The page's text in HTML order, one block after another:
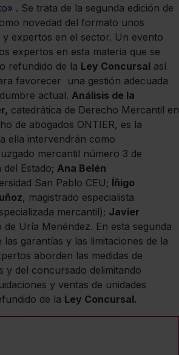
. Se trata de la segunda edición de
novedad del formato unos
expertos en el sector. Un evento
expertos en esta materia que se
refundido de la Ley Concursal así
favorecer una gestión adecuada
actual. Análisis de la
catedrática de Derecho Mercantil en
de abogados ONTIER, es la
ella intervendrán como
mercantil número 3 de
del Estado; Ana Belén
San Pablo CEU; Íñigo
, magistrado especialista
mercantil); Javier
de Uría Menéndez. En esta segunda
garantías y las limitaciones de la
aborden las medidas de
y del concursado delimitando
y ventas de unidades
de la Ley Concursal.